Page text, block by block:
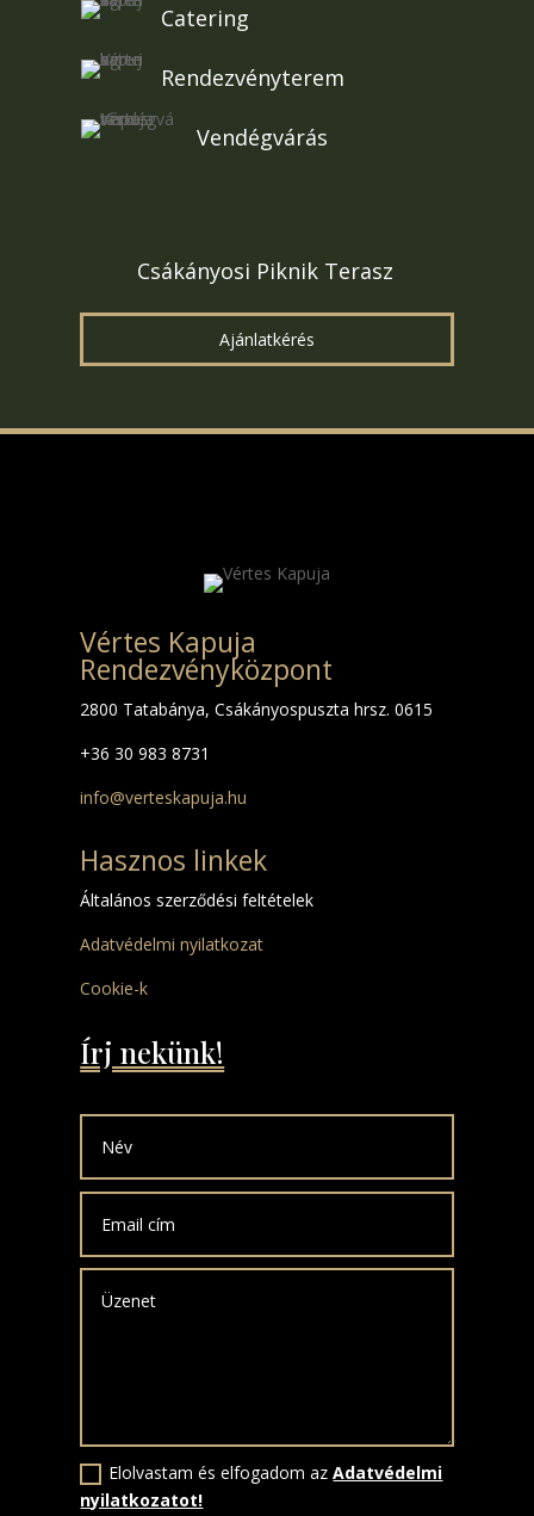
Catering
Rendezvényterem
Vendégvárás
Csákányosi Piknik Terasz
Ajánlatkérés
Vértes Kapuja
Rendezvényközpont
2800 Tatabánya, Csákányospuszta hrsz. 0615
+36 30 983 8731
info@verteskapuja.hu
Hasznos linkek
Általános szerződési feltételek
Adatvédelmi nyilatkozat
Cookie-k
Írj nekünk!
Elolvastam és elfogadom azAdatvédelmi
nyilatkozatot!